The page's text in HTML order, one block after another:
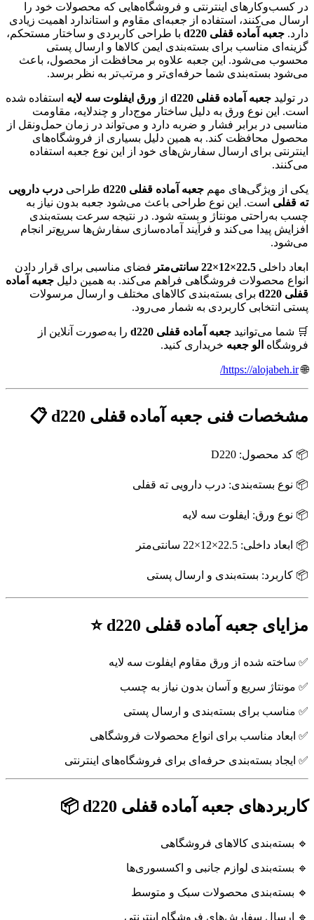
در کسب‌وکارهای اینترنتی و فروشگاه‌هایی که محصولات خود را
ارسال می‌کنند، استفاده از جعبه‌ای مقاوم و استاندارد اهمیت زیادی
دارد. جعبه آماده قفلی d220
با طراحی کاربردی و ساختار مستحکم،
گزینه‌ای مناسب برای بسته‌بندی ایمن کالاها و ارسال پستی
محسوب می‌شود. این جعبه علاوه بر محافظت از محصول، باعث
می‌شود بسته‌بندی شما حرفه‌ای‌تر و مرتب‌تر به نظر برسد.
در تولید جعبه آماده قفلی d220 از ورق ایفلوت سه لایه استفاده شده
است. این نوع ورق به دلیل ساختار موج‌دار و چندلایه، مقاومت
مناسبی در برابر فشار و ضربه دارد و می‌تواند در زمان حمل‌ونقل از
محصول محافظت کند. به همین دلیل بسیاری از فروشگاه‌های
اینترنتی برای ارسال سفارش‌های خود از این نوع جعبه استفاده
می‌کنند.
یکی از ویژگی‌های مهم جعبه آماده قفلی d220 طراحی درب دارویی
ته قفلی است. این نوع طراحی باعث می‌شود جعبه بدون نیاز به
چسب به‌راحتی مونتاژ و بسته شود. در نتیجه سرعت بسته‌بندی
افزایش پیدا می‌کند و فرآیند آماده‌سازی سفارش‌ها سریع‌تر انجام
می‌شود.
ابعاد داخلی 22.5×12×22 سانتی‌متر
فضای مناسبی برای قرار دادن
انواع محصولات فروشگاهی فراهم می‌کند. به همین دلیل جعبه آماده
قفلی d220
برای بسته‌بندی کالاهای مختلف و ارسال مرسولات
پستی انتخابی کاربردی به شمار می‌رود.
🛒 شما می‌توانید جعبه آماده قفلی d220
را به‌صورت آنلاین از
فروشگاه الو جعبه خریداری کنید.
🌐
https://alojabeh.ir/
مشخصات فنی جعبه آماده قفلی d220 📋
📦 کد محصول: D220
📦 نوع بسته‌بندی: درب دارویی ته قفلی
📦 نوع ورق: ایفلوت سه لایه
📦 ابعاد داخلی: 22.5×12×22 سانتی‌متر
📦 کاربرد: بسته‌بندی و ارسال پستی
مزایای جعبه آماده قفلی d220 ⭐
✅ ساخته شده از ورق مقاوم ایفلوت سه لایه
✅ مونتاژ سریع و آسان بدون نیاز به چسب
✅ مناسب برای بسته‌بندی و ارسال پستی
✅ ابعاد مناسب برای انواع محصولات فروشگاهی
✅ ایجاد بسته‌بندی حرفه‌ای برای فروشگاه‌های اینترنتی
کاربردهای جعبه آماده قفلی d220 📦
🔹 بسته‌بندی کالاهای فروشگاهی
🔹 بسته‌بندی لوازم جانبی و اکسسوری‌ها
🔹 بسته‌بندی محصولات سبک و متوسط
🔹 ارسال سفارش‌های فروشگاه اینترنتی